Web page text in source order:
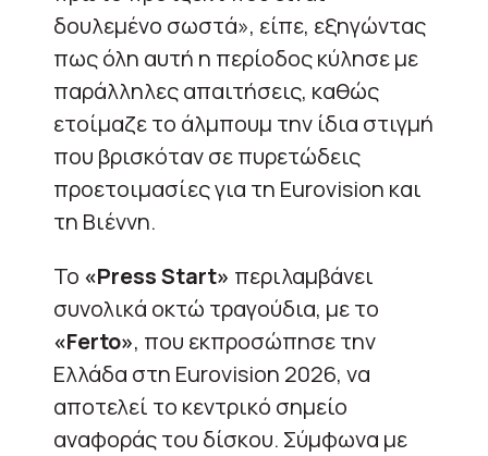
δουλεμένο σωστά», είπε, εξηγώντας
πως όλη αυτή η περίοδος κύλησε με
παράλληλες απαιτήσεις, καθώς
ετοίμαζε το άλμπουμ την ίδια στιγμή
που βρισκόταν σε πυρετώδεις
προετοιμασίες για τη Eurovision και
τη Βιέννη.
Το «Press Start» περιλαμβάνει
συνολικά οκτώ τραγούδια, με το
«Ferto», που εκπροσώπησε την
Ελλάδα στη Eurovision 2026, να
αποτελεί το κεντρικό σημείο
αναφοράς του δίσκου. Σύμφωνα με